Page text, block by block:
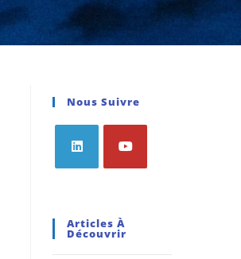
Nous Suivre
Articles À
Découvrir